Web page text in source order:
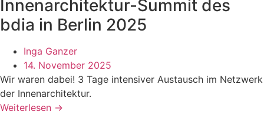
Innenarchitektur-Summit des
bdia in Berlin 2025
Inga Ganzer
14. November 2025
Wir waren dabei! 3 Tage intensiver Austausch im Netzwerk
der Innenarchitektur.
Weiterlesen →